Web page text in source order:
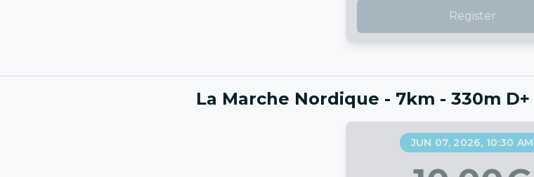
Register
La Marche Nordique - 7km - 330m D+
JUN 07, 2026, 10:30 AM